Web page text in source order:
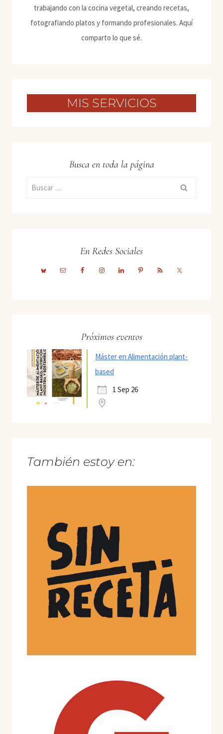
trabajando con la cocina vegetal, creando recetas,
fotografiando platos y formando profesionales. Aquí
comparto lo que sé.
MIS SERVICIOS
Busca en toda la página
Buscar:
En Redes Sociales
Próximos eventos
Máster en Alimentación plant-
based
1 Sep 26
También estoy en: